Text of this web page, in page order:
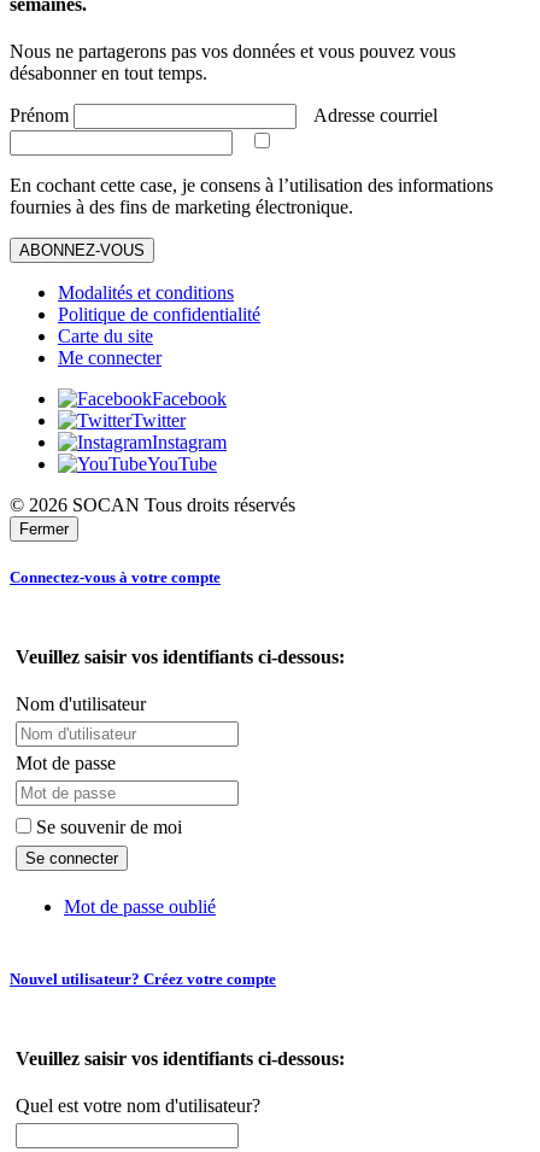
semaines.
Nous ne partagerons pas vos données et vous pouvez vous
désabonner en tout temps.
Prénom Adresse courriel
En cochant cette case, je consens à l’utilisation des informations
fournies à des fins de marketing électronique.
ABONNEZ-VOUS
Modalités et conditions
Politique de confidentialité
Carte du site
Me connecter
Facebook
Twitter
Instagram
YouTube
© 2026 SOCAN Tous droits réservés
Fermer
Connectez-vous à votre compte
Veuillez saisir vos identifiants ci-dessous:
Nom d'utilisateur
Mot de passe
Se souvenir de moi
Mot de passe oublié
Nouvel utilisateur? Créez votre compte
Veuillez saisir vos identifiants ci-dessous:
Quel est votre nom d'utilisateur?